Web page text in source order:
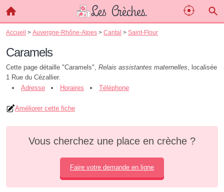
Accueil > Auvergne-Rhône-Alpes > Cantal > Saint-Flour
Caramels
Cette page détaille "Caramels", Relais assistantes maternelles, localisée
1 Rue du Cézallier.
Adresse
Horaires Téléphone
Améliorer cette fiche
Vous cherchez une place en crèche ?
Faire votre demande en ligne